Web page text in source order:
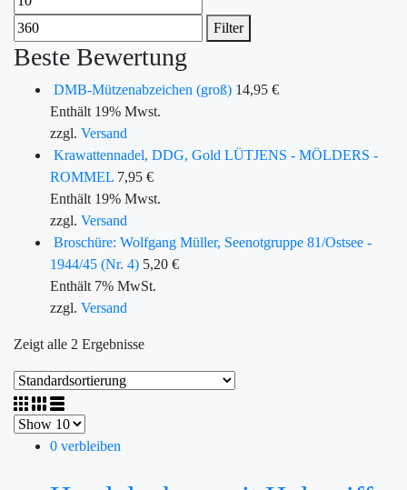
Filter
Beste Bewertung
DMB-Mützenabzeichen (groß) 14,95 €
Enthält 19% Mwst.
zzgl. Versand
Krawattennadel, DDG, Gold LÜTJENS - MÖLDERS -
ROMMEL 7,95 €
Enthält 19% Mwst.
zzgl. Versand
Broschüre: Wolfgang Müller, Seenotgruppe 81/Ostsee -
1944/45 (Nr. 4) 5,20 €
Enthält 7% MwSt.
zzgl. Versand
Zeigt alle 2 Ergebnisse
0 verbleiben